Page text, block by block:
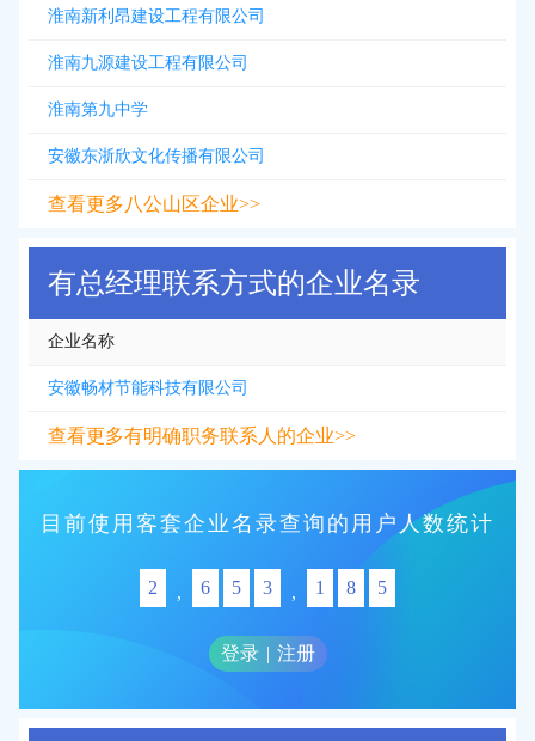
淮南新利昂建设工程有限公司
淮南九源建设工程有限公司
淮南第九中学
安徽东浙欣文化传播有限公司
查看更多八公山区企业>>
有总经理联系方式的企业名录
企业名称
安徽畅材节能科技有限公司
查看更多有明确职务联系人的企业>>
目前使用客套企业名录查询的用户人数统计
2 , 6 5 3 , 1 8 5
登录 | 注册